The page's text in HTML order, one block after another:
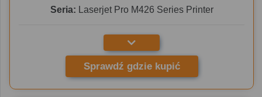
Seria: Laserjet Pro M426 Series Printer
Sprawdź gdzie kupić